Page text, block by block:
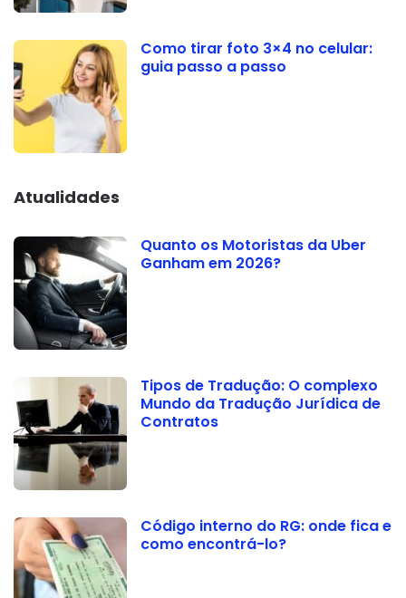
Como tirar foto 3×4 no celular:
guia passo a passo
Atualidades
Quanto os Motoristas da Uber
Ganham em 2026?
Tipos de Tradução: O complexo
Mundo da Tradução Jurídica de
Contratos
Código interno do RG: onde fica e
como encontrá-lo?